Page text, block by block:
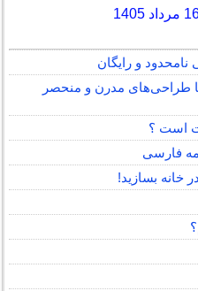
طراحی‌های مدرن و منحصر
است ؟
فارسی
خانه بسازید!